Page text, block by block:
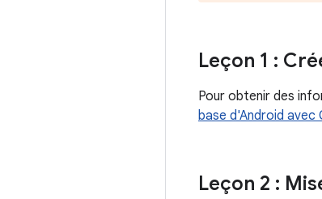
Leçon 1 :
Pour obtenir des
base d'Android avec
Leçon 2 :